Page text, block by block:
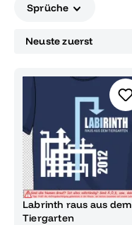
Sprüche
Labrinth raus aus dem
Tiergarten